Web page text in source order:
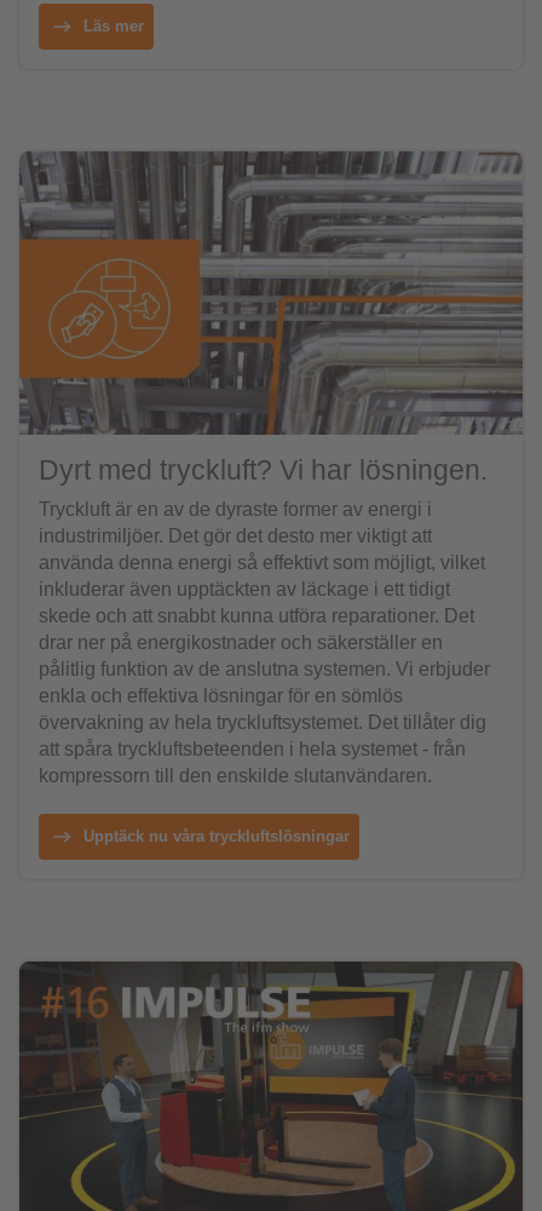
Läs mer
Dyrt med tryckluft? Vi har lösningen.
Tryckluft är en av de dyraste former av energi i
industrimiljöer. Det gör det desto mer viktigt att
använda denna energi så effektivt som möjligt, vilket
inkluderar även upptäckten av läckage i ett tidigt
skede och att snabbt kunna utföra reparationer. Det
drar ner på energikostnader och säkerställer en
pålitlig funktion av de anslutna systemen. Vi erbjuder
enkla och effektiva lösningar för en sömlös
övervakning av hela tryckluftsystemet. Det tillåter dig
att spåra tryckluftsbeteenden i hela systemet - från
kompressorn till den enskilde slutanvändaren.
Upptäck nu våra tryckluftslösningar